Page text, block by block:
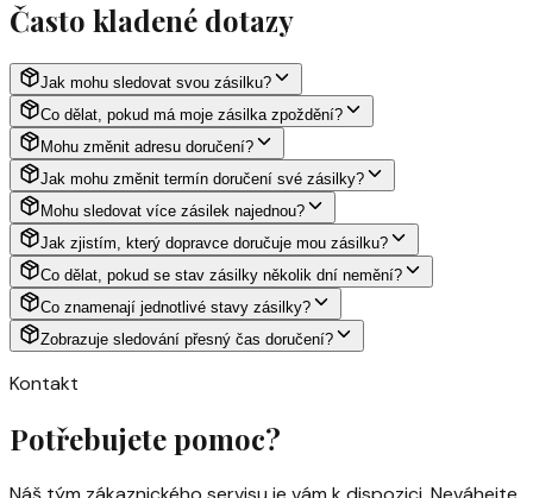
Často kladené dotazy
Jak mohu sledovat svou zásilku?
Co dělat, pokud má moje zásilka zpoždění?
Mohu změnit adresu doručení?
Jak mohu změnit termín doručení své zásilky?
Mohu sledovat více zásilek najednou?
Jak zjistím, který dopravce doručuje mou zásilku?
Co dělat, pokud se stav zásilky několik dní nemění?
Co znamenají jednotlivé stavy zásilky?
Zobrazuje sledování přesný čas doručení?
Kontakt
Potřebujete pomoc?